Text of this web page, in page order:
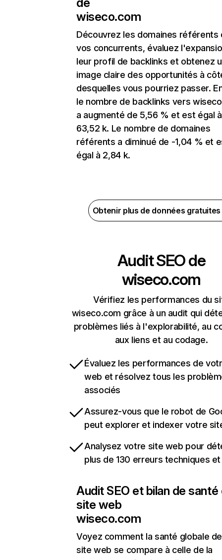
wiseco.com
Découvrez les domaines référents
vos concurrents, évaluez
leur profil de backlinks et obtenez
image claire des opportunités à
desquelles vous pourriez passer.
le nombre de backlinks vers
a augmenté de 5,56 % et est égal à
63,52 k. Le nombre de domaines
référents a diminué de -1,04 % et
égal à 2,84 k.
Obtenir plus de données
Audit SEO de
wiseco.com
Vérifiez les performances du
wiseco.com grâce à un audit qui
problèmes liés à l'explorabilité, au
aux liens et au codage.
Évaluez les performances de
web et résolvez tous les
associés
Assurez-vous que le robot de
peut explorer et indexer votre
Analysez votre site web pour
plus de 130 erreurs techniques et
Audit SEO et bilan de santé
site web
wiseco.com
Voyez comment la santé globale
site web se compare à celle de la